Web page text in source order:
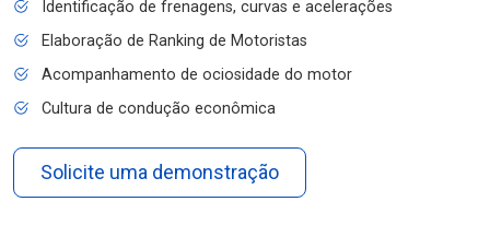
Identificação de frenagens, curvas e acelerações
Elaboração de Ranking de Motoristas
Acompanhamento de ociosidade do motor
Cultura de condução econômica
Solicite uma demonstração